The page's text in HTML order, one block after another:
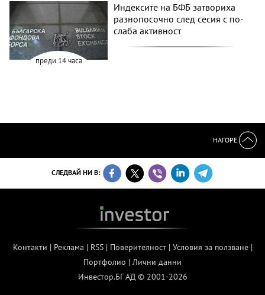
преди 14 часа
Индексите на БФБ затвориха
разнопосочно след сесия с по-
слаба активност
НАГОРЕ
СЛЕДВАЙ НИ В:
Контакти | Реклама | RSS| Поверителност| Условия за ползване|
Портфолио | Лични данни
Инвестор.БГ АД © 2001-2026